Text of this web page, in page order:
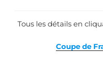
Tous les détails en
Coupe de